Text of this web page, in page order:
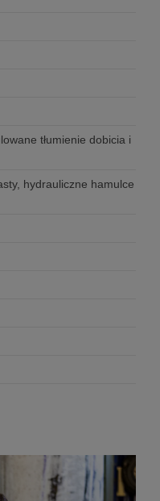
tłumienie dobicia i
hydrauliczne hamulce